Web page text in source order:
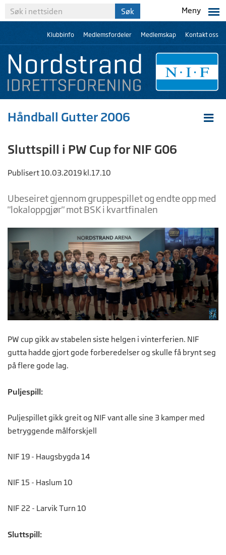
Meny
Klubbinfo Medlemsfordeler Medlemskap Kontakt oss
Håndball Gutter 2006
Sluttspill i PW Cup for NIF G06
Publisert 10.03.2019 kl.17.10
Ubeseiret gjennom gruppespillet og endte opp med
"lokaloppgjør" mot BSK i kvartfinalen
PW cup gikk av stabelen siste helgen i vinterferien. NIF
gutta hadde gjort gode forberedelser og skulle få brynt seg
på flere gode lag.
Puljespill:
Puljespillet gikk greit og NIF vant alle sine 3 kamper med
betryggende målforskjell
NIF 19 - Haugsbygda 14
NIF 15 - Haslum 10
NIF 22 - Larvik Turn 10
Sluttspill: